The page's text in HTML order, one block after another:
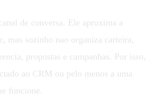
de conversa. Ele aproxima a
mas sozinho nao organiza carteira,
propostas e campanhas. Por isso,
ao CRM ou pelo menos a uma
funcione.